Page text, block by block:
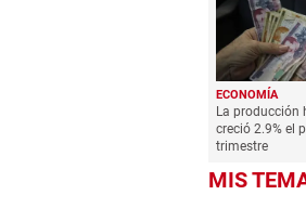
ECONOMÍA
La producción
creció 2.9% el
trimestre
MIS